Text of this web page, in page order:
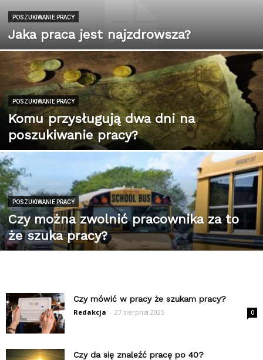
POSZUKIWANIE PRACY
Jaka praca jest najzdrowsza?
POSZUKIWANIE PRACY
Komu przysługują dwa dni na
poszukiwanie pracy?
POSZUKIWANIE PRACY
Czy można zwolnić pracownika za to
że szuka pracy?
Czy mówić w pracy że szukam pracy?
Redakcja - 27 sierpnia 2025 0
Czy da się znaleźć pracę po 40?